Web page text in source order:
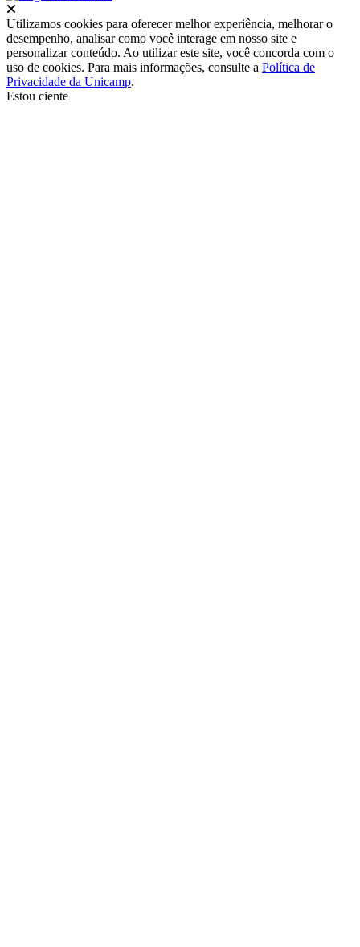
Utilizamos cookies para oferecer melhor experiência, melhorar o
desempenho, analisar como você interage em nosso site e
personalizar conteúdo. Ao utilizar este site, você concorda com o
uso de cookies. Para mais informações, consulte a Política de
Privacidade da Unicamp.
Estou ciente